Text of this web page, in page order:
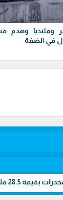
وقلنديا وهدم
في الضفة